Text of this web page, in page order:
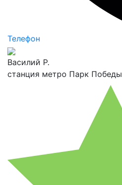
Телефон
Василий Р.
станция метро Парк Победы